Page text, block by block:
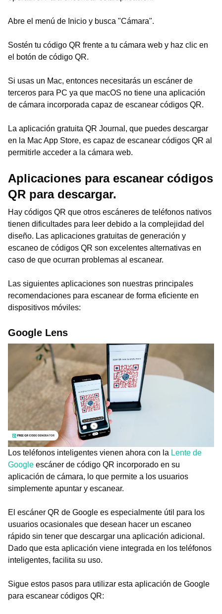
Abre el menú de Inicio y busca "Cámara".
Sostén tu código QR frente a tu cámara web y haz clic en
el botón de código QR.
Si usas un Mac, entonces necesitarás un escáner de
terceros para PC ya que macOS no tiene una aplicación
de cámara incorporada capaz de escanear códigos QR.
La aplicación gratuita QR Journal, que puedes descargar
en la Mac App Store, es capaz de escanear códigos QR al
permitirle acceder a la cámara web.
Aplicaciones para escanear códigos
QR para descargar.
Hay códigos QR que otros escáneres de teléfonos nativos
tienen dificultades para leer debido a la complejidad del
diseño. Las aplicaciones gratuitas de generación y
escaneo de códigos QR son excelentes alternativas en
caso de que ocurran problemas al escanear.
Las siguientes aplicaciones son nuestras principales
recomendaciones para escanear de forma eficiente en
dispositivos móviles:
Google Lens
Los teléfonos inteligentes vienen ahora con la Lente de
Google escáner de código QR incorporado en su
aplicación de cámara, lo que permite a los usuarios
simplemente apuntar y escanear.
El escáner QR de Google es especialmente útil para los
usuarios ocasionales que desean hacer un escaneo
rápido sin tener que descargar una aplicación adicional.
Dado que esta aplicación viene integrada en los teléfonos
inteligentes, facilita su uso.
Sigue estos pasos para utilizar esta aplicación de Google
para escanear códigos QR: